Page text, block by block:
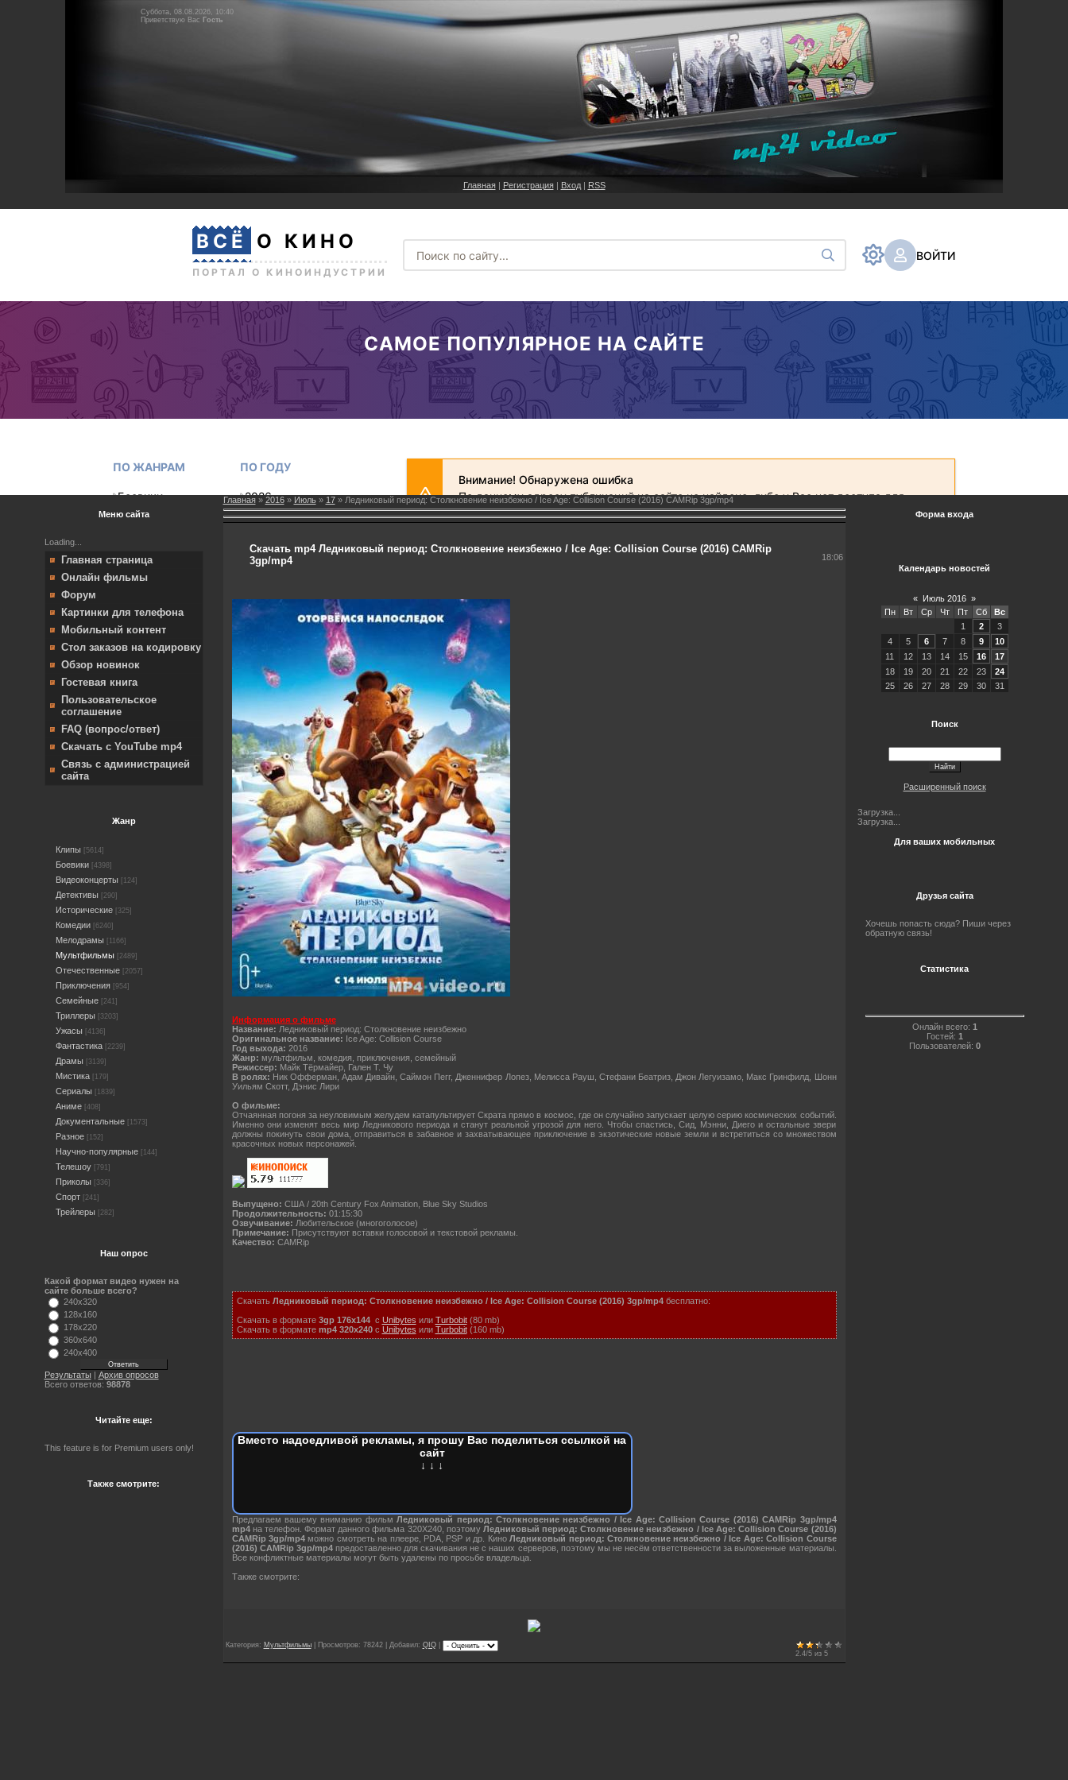
Суббота, 08.08.2026, 10:40
Приветствую Вас Гость
Главная| Регистрация| Вход| RSS
Меню сайта
Loading...
Главная страница
Онлайн фильмы
Форум
Картинки для телефона
Мобильный контент
Стол заказов на кодировку
Обзор новинок
Гостевая книга
Пользовательское
соглашение
FAQ (вопрос/ответ)
Скачать с YouTube mp4
Связь с администрацией
сайта
Жанр
Клипы [5614]
Боевики [4398]
Видеоконцерты [124]
Детективы [290]
Исторические [325]
Комедии [6240]
Мелодрамы [1166]
Мультфильмы [2489]
Отечественные [2057]
Приключения [954]
Семейные [241]
Триллеры [3203]
Ужасы [4136]
Фантастика [2239]
Драмы [3139]
Мистика [179]
Сериалы [1839]
Аниме [408]
Документальные [1573]
Разное [152]
Научно-популярные [144]
Телешоу [791]
Приколы [336]
Спорт [241]
Трейлеры [282]
Наш опрос
Какой формат видео нужен на
сайте больше всего?
240x320
128x160
178x220
360x640
240x400
Результаты | Архив опросов
Всего ответов: 98878
Читайте еще:
This feature is for Premium users only!
Также смотрите:
Главная» 2016 » Июль » 17» Ледниковый период: Столкновение неизбежно / Ice Age: Collision Course (2016) CAMRip 3gp/mp4
Скачать mp4 Ледниковый период: Столкновение неизбежно / Ice Age: Collision Course (2016) CAMRip
3gp/mp4
18:06
Информация о фильме
Название: Ледниковый период: Столкновение неизбежно
Оригинальное название: Ice Age: Collision Course
Год выхода: 2016
Жанр: мультфильм, комедия, приключения, семейный
Режиссер: Майк Тёрмайер, Гален Т. Чу
В ролях: Ник Офферман, Адам Дивайн, Саймон Пегг, Дженнифер Лопез, Мелисса Рауш, Стефани Беатриз, Джон Легуизамо, Макс Гринфилд, Шонн
Уильям Скотт, Дэнис Лири
О фильме:
Отчаянная погоня за неуловимым желудем катапультирует Скрата прямо в космос, где он случайно запускает целую серию космических событий.
Именно они изменят весь мир Ледникового периода и станут реальной угрозой для него. Чтобы спастись, Сид, Мэнни, Диего и остальные звери
должны покинуть свои дома, отправиться в забавное и захватывающее приключение в экзотические новые земли и встретиться со множеством
красочных новых персонажей.
Выпущено: США / 20th Century Fox Animation, Blue Sky Studios
Продолжительность: 01:15:30
Озвучивание: Любительское (многоголосое)
Примечание: Присутствуют вставки голосовой и текстовой рекламы.
Качество: CAMRip
Скачать Ледниковый период: Столкновение неизбежно / Ice Age: Collision Course (2016) 3gp/mp4бесплатно:
Скачать в формате 3gp 176x144с Unibytes или Turbobit(80 mb)
Скачать в формате mp4 320x240с Unibytes или Turbobit(160 mb)
Вместо надоедливой рекламы, я прошу Вас поделиться ссылкой на
сайт
↓ ↓ ↓
Предлагаем вашему вниманию фильмЛедниковый период: Столкновение неизбежно / Ice Age: Collision Course (2016) CAMRip 3gp/mp4
mp4на телефон. Формат данного фильма 320X240, поэтому Ледниковый период: Столкновение неизбежно / Ice Age: Collision Course (2016)
CAMRip 3gp/mp4можно смотреть на плеере, PDA, PSP и др. КиноЛедниковый период: Столкновение неизбежно / Ice Age: Collision Course
(2016) CAMRip 3gp/mp4предоставленно для скачивания не с наших серверов, поэтому мы не несём ответственности за выложенные материалы.
Все конфликтные материалы могут быть удалены по просьбе владельца.
Также смотрите:
Категория: Мультфильмы| Просмотров: 78242 | Добавил: QIQ|
2.4/5из 5
Форма входа
Календарь новостей
« Июль 2016 »
Пн
Вт Ср Чт Пт Сб
Вс
1
2
3
4
5 6 7 8 9
10
11
12 13 14 15 16
17
18
19 20 21 22 23
24
25
26 27 28 29 30 31
Поиск
Расширенный поиск
Загрузка...
Загрузка...
Для ваших мобильных
Друзья сайта
Хочешь попасть сюда? Пиши через
обратную связь!
Статистика
Онлайн всего: 1
Гостей: 1
Пользователей: 0